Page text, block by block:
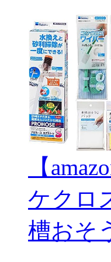
【
ケクロ
槽おそ